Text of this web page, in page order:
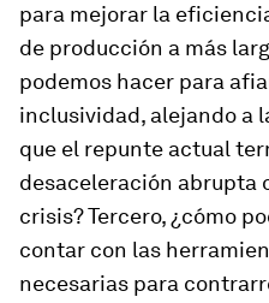
para mejorar la
de producción a más
podemos hacer para
inclusividad, alejando a
que el repunte actual
desaceleración abrupta
crisis? Tercero, ¿cómo
contar con las
necesarias para